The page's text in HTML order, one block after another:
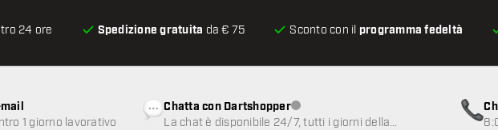
24 ore Spedizione gratuita da € 75 Sconto con il programma fedeltà
1 giorno lavorativo
Chatta con DartshopperServizio clienti non disponibile
La chat è disponibile 24/7, tutti i giorni della